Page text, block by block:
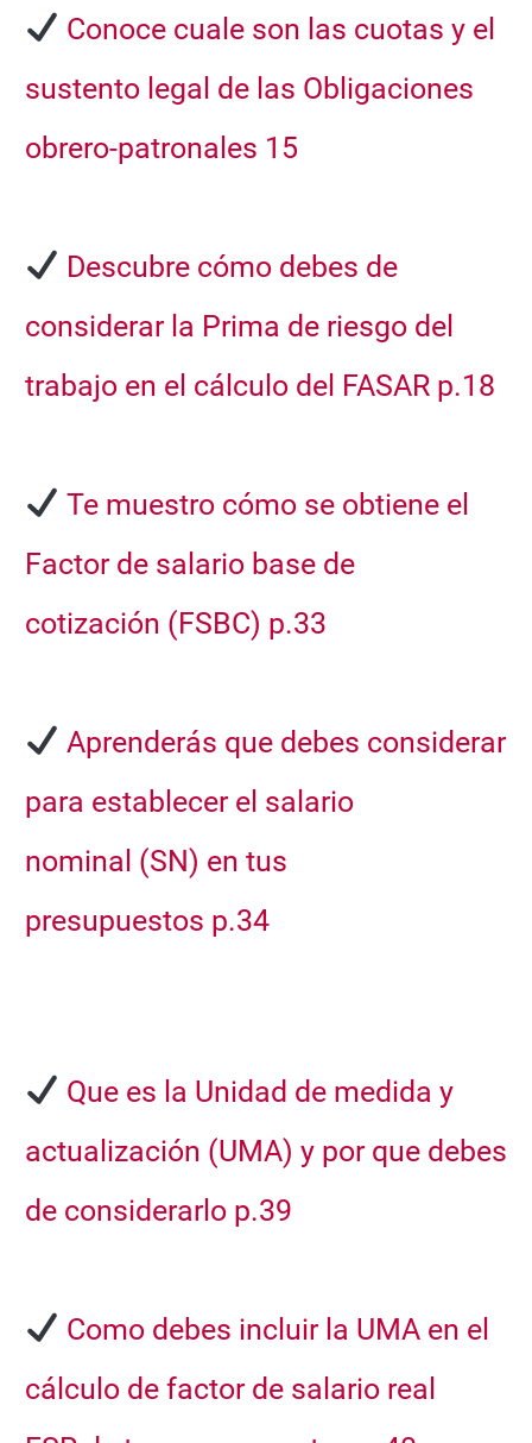
Conoce cuale son las cuotas y el
sustento legal de las Obligaciones
obrero-patronales 15
Descubre cómo debes de
considerar la Prima de riesgo del
trabajo en el cálculo del FASAR p.18
Te muestro cómo se obtiene el
Factor de salario base de
cotización (FSBC) p.33
Aprenderás que debes considerar
para establecer el salario
nominal (SN) en tus
presupuestos p.34
Que es la Unidad de medida y
actualización (UMA) y por que debes
de considerarlo p.39
Como debes incluir la UMA en el
cálculo de factor de salario real